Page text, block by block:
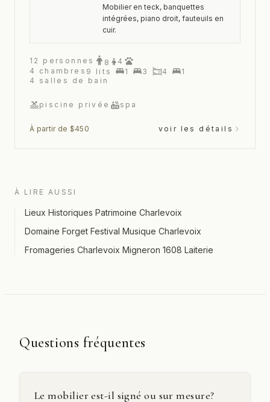
Mobilier en teck, banquettes
intégrées, piano droit, fauteuils en
cuir.
12 personnes 8
4
4
chambres 9 lits 1 3 4
1
4
salles de bain
piscine privée spa
À partir de $450 voir les détails
À LIRE AUSSI
Lieux Historiques Patrimoine Charlevoix
Domaine Forget Festival Musique Charlevoix
Fromageries Charlevoix Migneron 1608 Laiterie
Questions fréquentes
Le mobilier est-il signé ou sur mesure?